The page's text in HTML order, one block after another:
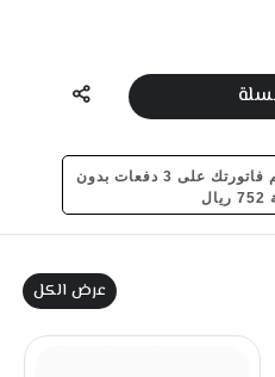
تمارا: قسم فاتورتك على 3 دفعات بدون
عرض الكل